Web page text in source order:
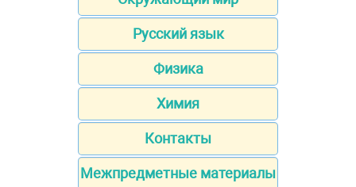
Русский язык
Физика
Химия
Контакты
Межпредметные материалы